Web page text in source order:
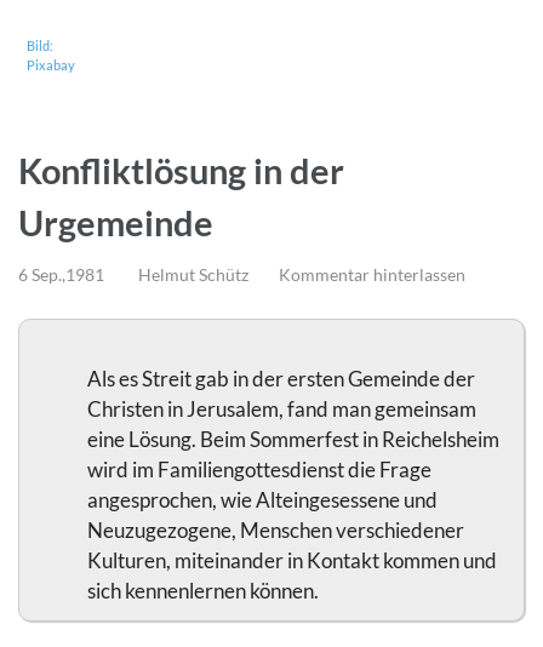
Bild:
Pixabay
Konfliktlösung in der
Urgemeinde
6 Sep.,1981 Helmut Schütz Kommentar hinterlassen
Als es Streit gab in der ersten Gemeinde der
Christen in Jerusalem, fand man gemeinsam
eine Lösung. Beim Sommerfest in Reichelsheim
wird im Familiengottesdienst die Frage
angesprochen, wie Alteingesessene und
Neuzugezogene, Menschen verschiedener
Kulturen, miteinander in Kontakt kommen und
sich kennenlernen können.